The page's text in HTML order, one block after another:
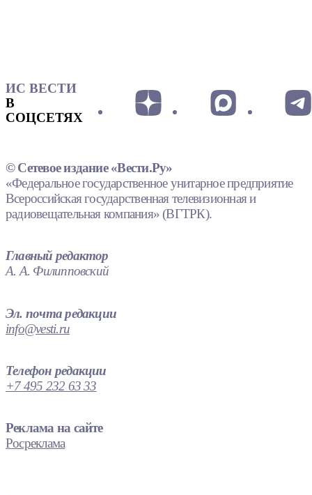
ИС ВЕСТИ
В
СОЦСЕТЯХ
© Сетевое издание «Вести.Ру»
«Федеральное государственное унитарное предприятие
Всероссийская государственная телевизионная и
радиовещательная компания» (ВГТРК).
Главный редактор
А. А. Филипповский
Эл. почта редакции
info@vesti.ru
Телефон редакции
+7 495 232 63 33
Реклама на сайте
Росреклама